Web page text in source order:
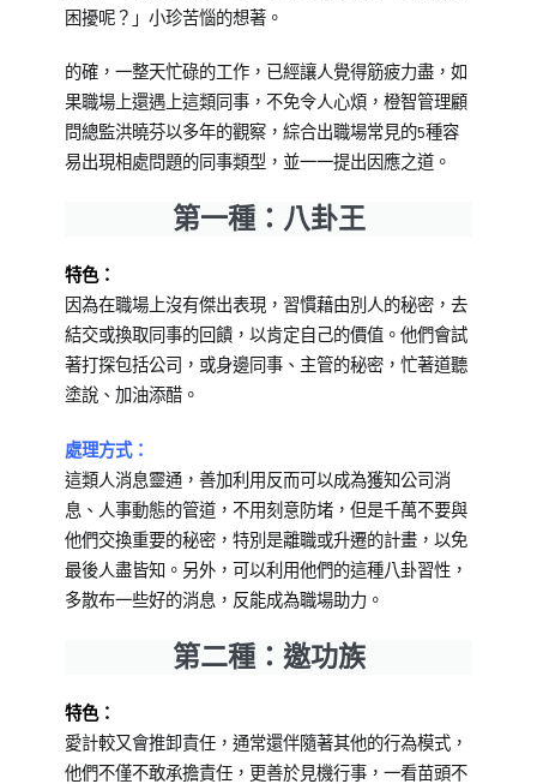
練
專
刊】
通
困擾呢？」小珍苦惱的想著。
的確，一整天忙碌的工作，已經讓人覺得筋疲力盡，如
果職場上還遇上這類同事，不免令人心煩，橙智管理顧
問總監洪曉芬以多年的觀察，綜合出職場常見的5種容
易出現相處問題的同事類型，並一一提出因應之道。
第一種：八卦王
特色：
因為在職場上沒有傑出表現，習慣藉由別人的秘密，去
結交或換取同事的回饋，以肯定自己的價值。他們會試
著打探包括公司，或身邊同事、主管的秘密，忙著道聽
塗說、加油添醋。
處理方式：
這類人消息靈通，善加利用反而可以成為獲知公司消
息、人事動態的管道，不用刻意防堵，但是千萬不要與
他們交換重要的秘密，特別是離職或升遷的計畫，以免
最後人盡皆知。另外，可以利用他們的這種八卦習性，
多散布一些好的消息，反能成為職場助力。
第二種：邀功族
特色：
愛計較又會推卸責任，通常還伴隨著其他的行為模式，
他們不僅不敢承擔責任，更善於見機行事，一看苗頭不